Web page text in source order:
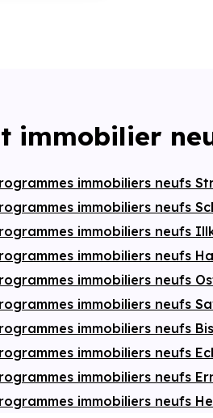
immobilier
immobiliers neufs
immobiliers neufs
immobiliers neufs
immobiliers neufs
immobiliers neufs
immobiliers neufs
immobiliers neufs
immobiliers neufs
immobiliers neufs
immobiliers neufs